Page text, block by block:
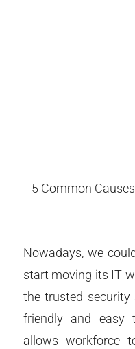
5 Common
Nowadays, we
start moving its IT
the trusted security
friendly and easy
allows workforce